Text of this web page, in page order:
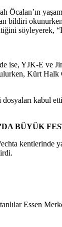
Öcalan’ın
bildiri
söyleyerek,
ise, YJK-E ve
Kürt Halk
kabul
BÜYÜK
kentlerinde
Essen